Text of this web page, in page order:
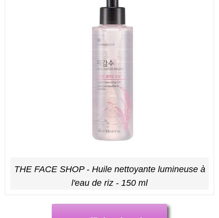
THE FACE SHOP - Huile nettoyante lumineuse à
l'eau de riz - 150 ml